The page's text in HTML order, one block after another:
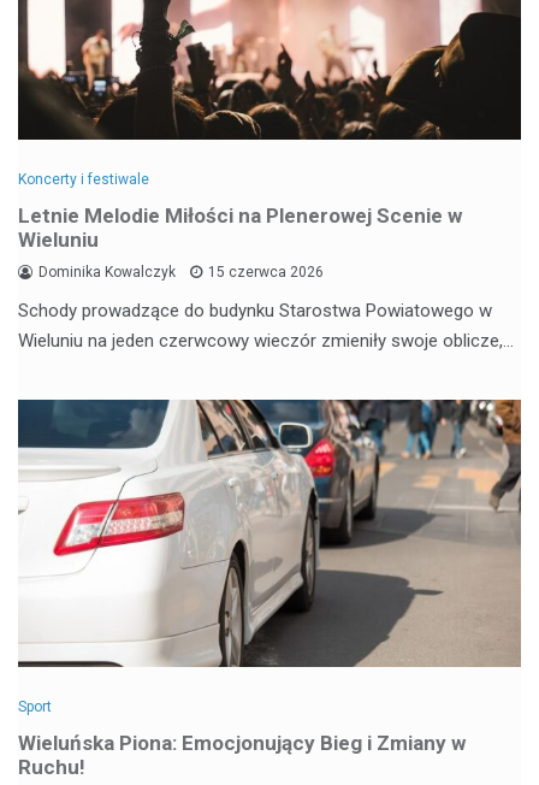
Koncerty i festiwale
Letnie Melodie Miłości na Plenerowej Scenie w
Wieluniu
Dominika Kowalczyk 15 czerwca 2026
Schody prowadzące do budynku Starostwa Powiatowego w
Wieluniu na jeden czerwcowy wieczór zmieniły swoje oblicze,…
Sport
Wieluńska Piona: Emocjonujący Bieg i Zmiany w
Ruchu!